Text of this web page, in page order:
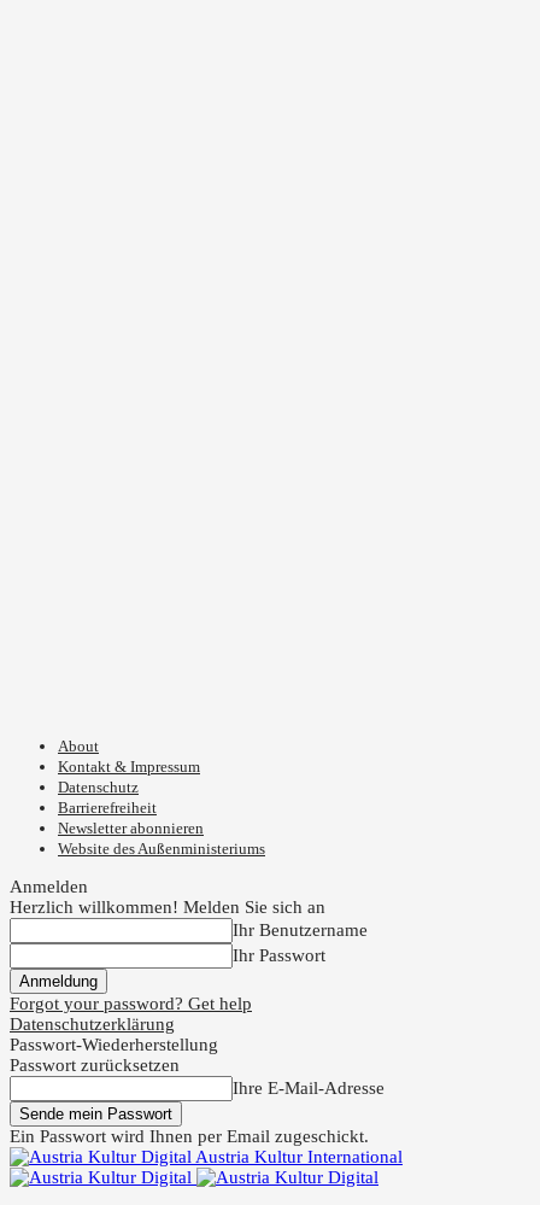
About
Kontakt & Impressum
Datenschutz
Barrierefreiheit
Newsletter abonnieren
Website des Außenministeriums
Anmelden
Herzlich willkommen! Melden Sie sich an
Ihr Benutzername
Ihr Passwort
Forgot your password? Get help
Datenschutzerklärung
Passwort-Wiederherstellung
Passwort zurücksetzen
Ihre E-Mail-Adresse
Ein Passwort wird Ihnen per Email zugeschickt.
Austria Kultur International